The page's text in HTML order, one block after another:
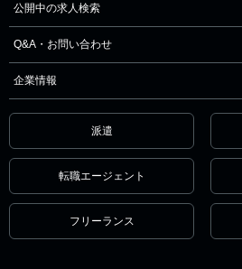
公開中の求人検索
Q&A・お問い合わせ
企業情報
派遣
転職エージェント
フリーランス